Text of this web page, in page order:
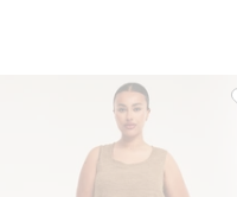
i bomull och viskosmix,